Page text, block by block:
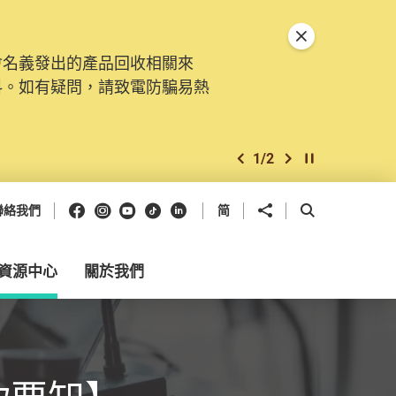
義發出的產品回收相關來
如有疑問，請致電防騙易熱
上一個
1/2 下一個開始/暫停幻燈
關閉特別通告
絡我們 Facebook
Instagram
Youtube
抖音領英 简 分享到 開啟搜尋框
源中心 關於我們